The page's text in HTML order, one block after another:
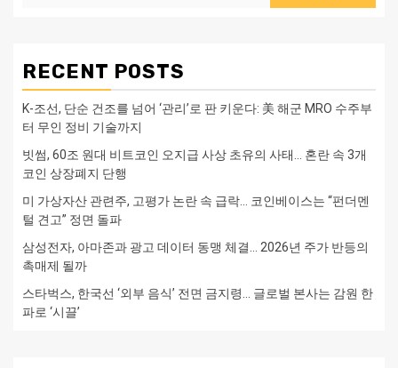
RECENT POSTS
K-조선, 단순 건조를 넘어 ‘관리’로 판 키운다: 美 해군 MRO 수주부
터 무인 정비 기술까지
빗썸, 60조 원대 비트코인 오지급 사상 초유의 사태… 혼란 속 3개
코인 상장폐지 단행
미 가상자산 관련주, 고평가 논란 속 급락… 코인베이스는 “펀더멘
털 견고” 정면 돌파
삼성전자, 아마존과 광고 데이터 동맹 체결… 2026년 주가 반등의
촉매제 될까
스타벅스, 한국선 ‘외부 음식’ 전면 금지령… 글로벌 본사는 감원 한
파로 ‘시끌’